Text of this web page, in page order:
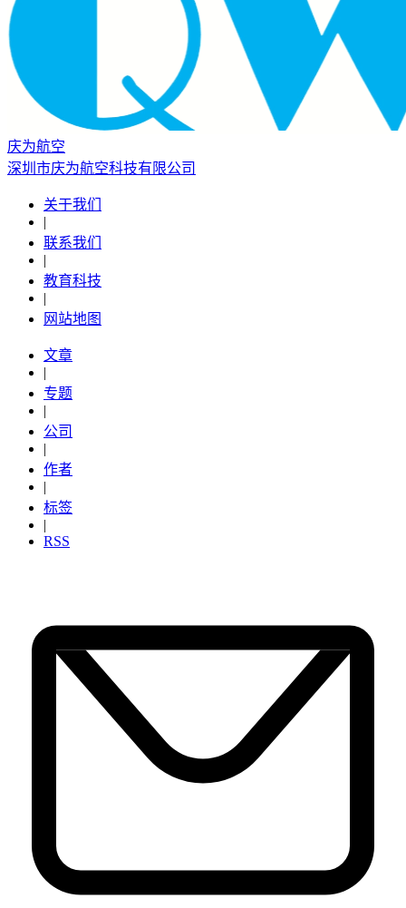
庆为航空
深圳市庆为航空科技有限公司
关于我们
|
联系我们
|
教育科技
|
网站地图
文章
|
专题
|
公司
|
作者
|
标签
|
RSS